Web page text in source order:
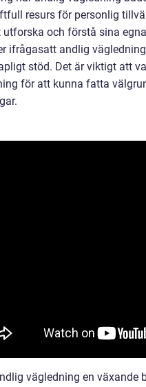
resurs för personlig
och förstå sina
ifrågasatt andlig
stöd. Det är viktigt att
för att kunna fatta
vägledning en växande